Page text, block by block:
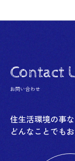
Contact
お問い合わせ
住生活環境の事な
どんなことでも